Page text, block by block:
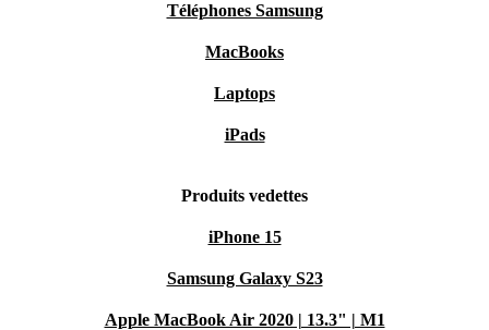
Téléphones Samsung
MacBooks
Laptops
iPads
Produits vedettes
iPhone 15
Samsung Galaxy S23
Apple MacBook Air 2020 | 13.3" | M1